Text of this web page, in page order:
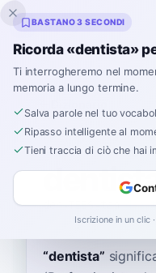
Inklingo
Home›Spagnolo›
den-TEES-tah
“dentista”
BASTANO 3 SECONDI
Ricorda «dentista»
Ti interrogheremo nel
memoria a lungo termine.
Salva parole nel tuo
Ripasso intelligente al
Tieni traccia di ciò che hai
Iscrizione in un clic